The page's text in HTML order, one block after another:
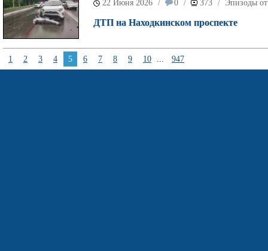
22 Июня 2026 / 0 / 373 / Эпизоды
ДТП на Находкинском проспекте
1 2 3 4 5 6 7 8 9 10 ... 947